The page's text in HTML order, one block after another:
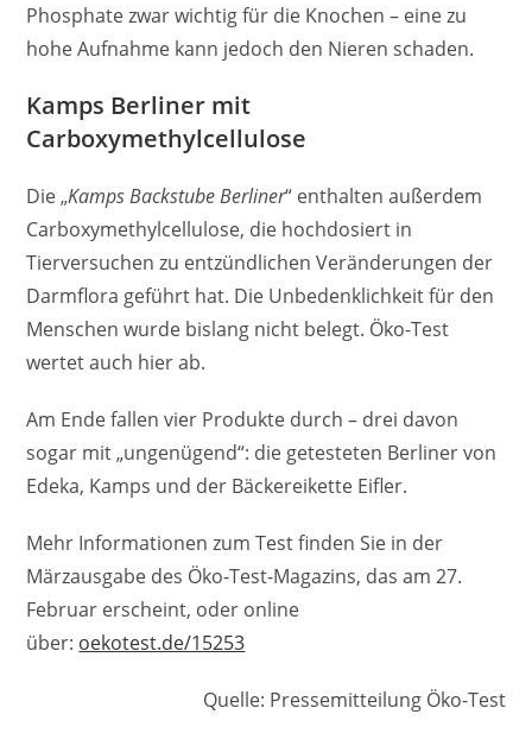
Phosphate zwar wichtig für die Knochen – eine zu
hohe Aufnahme kann jedoch den Nieren schaden.
Kamps Berliner mit
Carboxymethylcellulose
Die „Kamps Backstube Berliner“ enthalten außerdem
Carboxymethylcellulose, die hochdosiert in
Tierversuchen zu entzündlichen Veränderungen der
Darmflora geführt hat. Die Unbedenklichkeit für den
Menschen wurde bislang nicht belegt. Öko-Test
wertet auch hier ab.
Am Ende fallen vier Produkte durch – drei davon
sogar mit „ungenügend“: die getesteten Berliner von
Edeka, Kamps und der Bäckereikette Eifler.
Mehr Informationen zum Test finden Sie in der
Märzausgabe des Öko-Test-Magazins, das am 27.
Februar erscheint, oder online
über: oekotest.de/15253
Quelle: Pressemitteilung Öko-Test